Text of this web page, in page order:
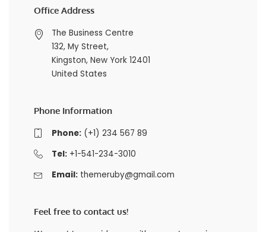
Office Address
The Business Centre
132, My Street,
Kingston, New York 12401
United States
Phone Information
Phone:(+1) 234 567 89
Tel:+1-541-234-3010
Email: themeruby@gmail.com
Feel free to contact us!